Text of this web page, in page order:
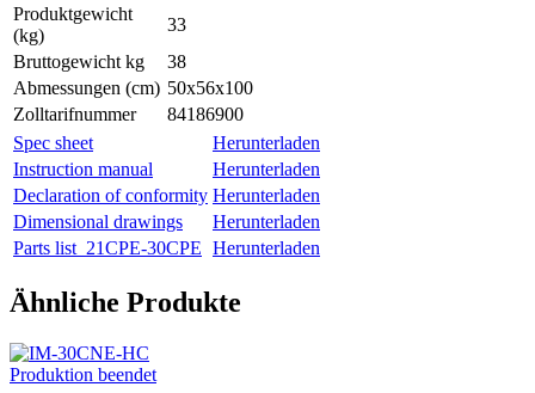
Produktgewicht
(kg)
33
Bruttogewicht kg
38
Abmessungen (cm) 50x56x100
Zolltarifnummer
84186900
Spec sheet
Herunterladen
Instruction manual
Herunterladen
Declaration of conformity Herunterladen
Dimensional drawings
Herunterladen
Parts list_21CPE-30CPE Herunterladen
Ähnliche Produkte
Produktion beendet